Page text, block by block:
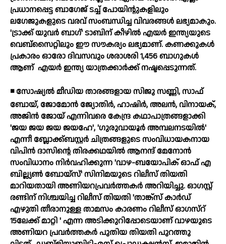
പ്രധാനപ്പെട്ട ബാഗേജ് ടച്ച് പോയിന്റുകളിലും
ലഗേജുകളുടെ വരവ് സംബന്ധിച്ച വിവരങ്ങള്‍ ലഭ്യമാകും.
'ട്രാക്ക് യുവര്‍ ബാഗ്' ടാബിന് കീഴില്‍ എയര്‍ ഇന്ത്യയുടെ
വെബ്‌സൈറ്റിലും ഈ സൗകര്യം ലഭ്യമാണ്. കണക്കുകള്‍
പ്രകാരം ഓരോ ദിവസവും ശരാശരി 1,456 ബാഗുകള്‍
ആണ് എയര്‍ ഇന്ത്യ യാത്രക്കാര്‍ക്ക് നഷ്ടപ്പെടുന്നത്.
◾ സോഷ്യല്‍ മീഡിയ താരങ്ങളായ സിജു സണ്ണി, സാഫ്
ബോയ്, ജോമോന്‍ ജ്യോതിര്‍, ഹാഷിര്‍, അലന്‍, വിനായക്,
അജിന്‍ ജോയ് എന്നിവരെ കേന്ദ്ര കഥാപാത്രങ്ങളാക്കി
'ജയ ജയ ജയ ജയഹേ', 'ഗുരുവായൂര്‍ അമ്പലനടയില്‍'
എന്നീ ബ്ലോക്ക്ബസ്റ്റര്‍ ചിത്രങ്ങളുടെ സംവിധായകനായ
വിപിന്‍ ദാസിന്റെ തിരക്കഥയില്‍ ആനന്ദ് മേനോന്‍
സംവിധാനം നിര്‍വഹിക്കുന്ന 'വാഴ-ബയോപിക് ഓഫ് എ
ബില്ല്യണ്‍ ബോയ്സ്' സിനിമയുടെ റിലീസ് തിയതി
മാറിയതായി അണിയറപ്രവര്‍ത്തകര്‍ അറിയിച്ചു. ഓഗസ്റ്റ്
രണ്ടിന് നിശ്ചയിച്ച റിലീസ് തിയതി 'താങ്ക്സ് കാര്‍ഡ്
എഴുതി തീരാനുള്ള താമസം കാരണം റിലീസ് ഓഗസ്റ്
15ലേക്ക് മാറ്റി ' എന്ന അടിക്കുറിപ്പോടെയാണ് വാഴയുടെ
അണിയറ പ്രവര്‍ത്തകര്‍ പുതിയ തിയതി പുറത്തു